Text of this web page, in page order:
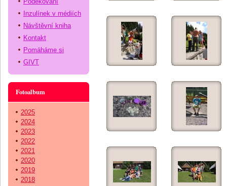
Inzulínek v médiích
Návštěvní kniha
Kontakt
Pomáháme si
GIVT
Fotoalbum
2025
2024
2023
2022
2021
2020
2019
2018